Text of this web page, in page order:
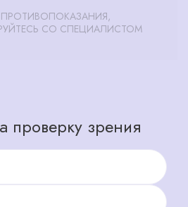
СО СПЕЦИАЛИСТОМ
проверку зрения